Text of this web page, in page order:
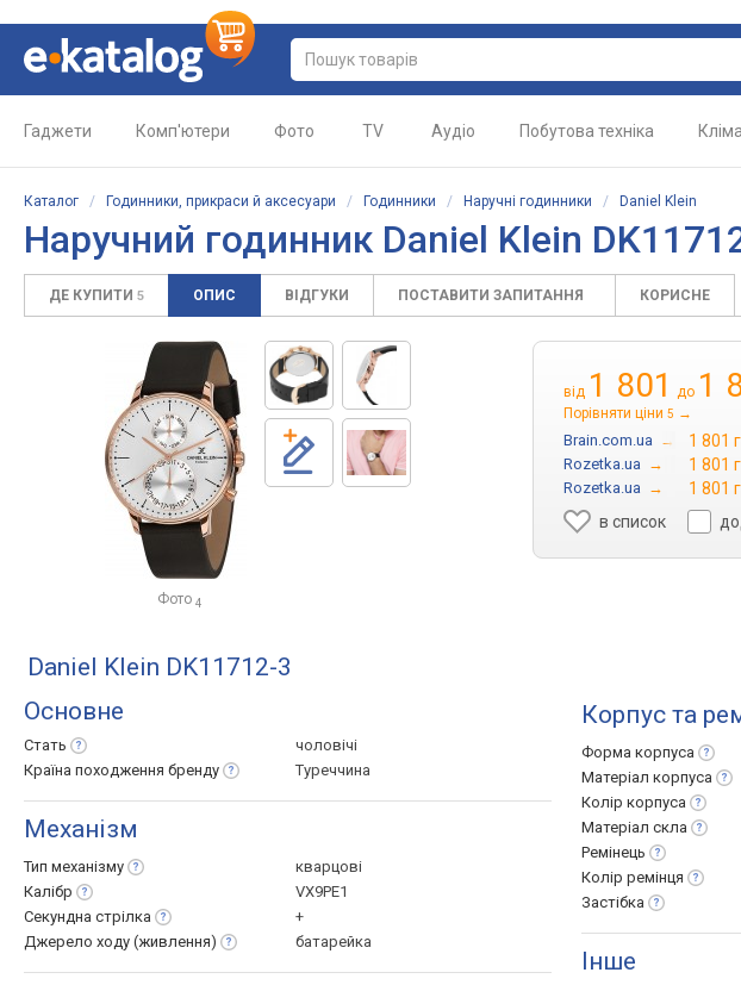
Гаджети Комп'ютери Фото TV Аудіо Побутова техніка
Каталог / Годинники, прикраси й аксесуари / Годинники / Наручні годинники / Daniel Klein
Наручний годинник Daniel Klein
ДЕ КУПИТИ 5 ОПИС ВІДГУКИ ПОСТАВИТИ ЗАПИТАННЯ КОРИСНЕ
Фото 4
від 1 801 до 1
Порівняти ціни 5 →
Brain.com.ua → 1 801
Rozetka.ua → 1 801
Rozetka.ua →
1 801
в список
Daniel Klein DK11712-3
Основне
Стать
чоловічі
Країна походження бренду Туреччина
Механізм
Тип механізму
кварцові
Калібр
VX9PE1
Секундна стрілка
+
Джерело ходу (живлення) батарейка
Корпус та
Форма корпуса
Матеріал корпуса
Колір корпуса
Матеріал скла
Ремінець
Колір ремінця
Застібка
Інше